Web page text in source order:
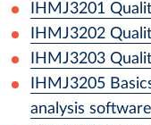
IHMJ3201
IHMJ3202
IHMJ3203
IHMJ3205
analysis software